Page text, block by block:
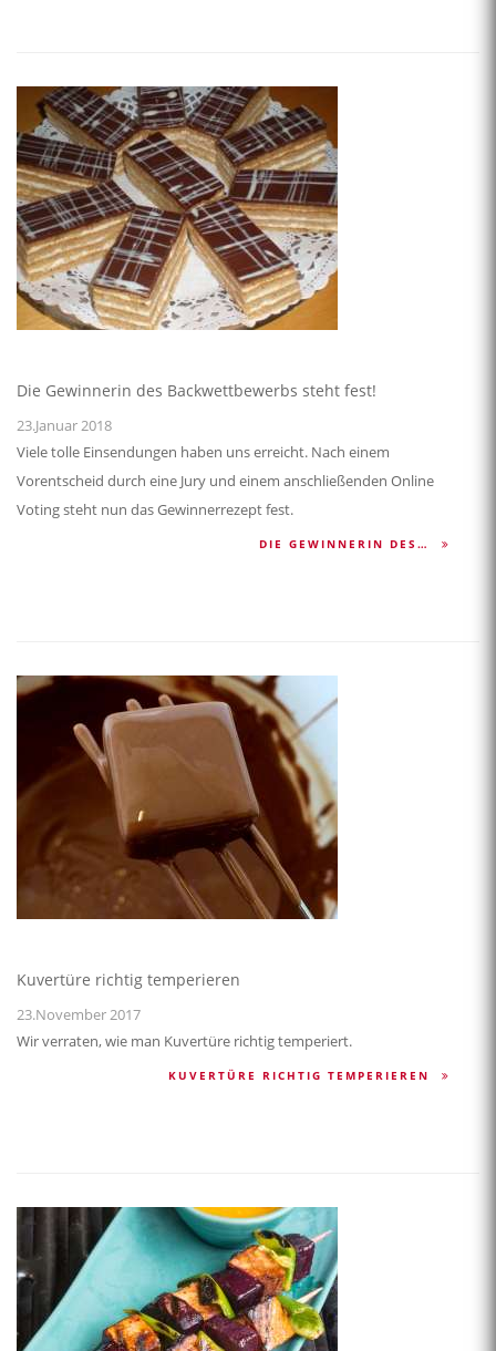
Die Gewinnerin des Backwettbewerbs steht fest!
23.Januar 2018
Viele tolle Einsendungen haben uns erreicht. Nach einem
Vorentscheid durch eine Jury und einem anschließenden Online
Voting steht nun das Gewinnerrezept fest.
DIE GEWINNERIN DES…
Kuvertüre richtig temperieren
23.November 2017
Wir verraten, wie man Kuvertüre richtig temperiert.
KUVERTÜRE RICHTIG TEMPERIEREN